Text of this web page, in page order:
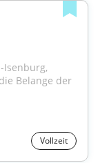
Belange der
Vollzeit